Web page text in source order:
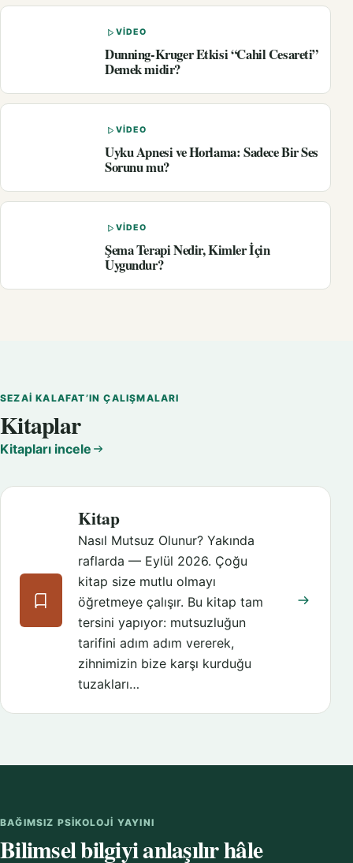
VIDEO
Dunning-Kruger Etkisi “Cahil Cesareti”
Demek midir?
VIDEO
Uyku Apnesi ve Horlama: Sadece Bir Ses
Sorunu mu?
VIDEO
Şema Terapi Nedir, Kimler İçin
Uygundur?
SEZAI KALAFAT’IN ÇALIŞMALARI
Kitaplar
Kitapları incele
Kitap
Nasıl Mutsuz Olunur? Yakında
raflarda — Eylül 2026. Çoğu
kitap size mutlu olmayı
öğretmeye çalışır. Bu kitap tam
tersini yapıyor: mutsuzluğun
tarifini adım adım vererek,
zihnimizin bize karşı kurduğu
tuzakları…
BAĞIMSIZ PSIKOLOJI YAYINI
Bilimsel bilgiyi anlaşılır hâle